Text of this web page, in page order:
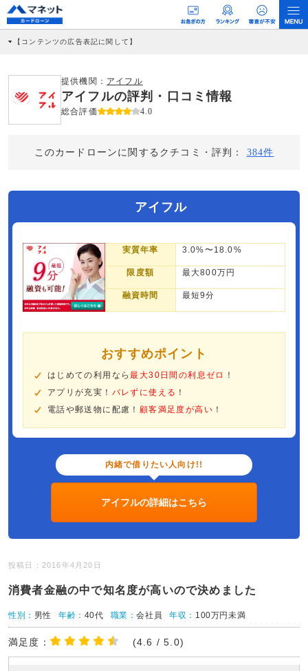
【コンテンツの広告表記に関して】
社に対して企業から紹介報酬が支払われるという収益モデルです。 ただし、特定の
商品を根拠なくPRするものではなく、当編集部の調査／ユーザーへの口コミ収集な
どに基づき、公平性を担保した情報提供を行っています。
>提携企業一覧
提供機関： アイフル
アイフルの評判・口コミ情報
総合評価 4.0
このカードローンに関するクチコミ・評判： 384件
アイフル
実質年率 3.0%〜18.0%
限度額 最大800万円
融資時間 最短9分
おすすめポイント
はじめての利用なら最大30日間の利息ゼロ
！
アプリが充実！ バレずに使える ！
電話や郵送物に配慮！ 顧客満足度が高い ！
内緒で借りたい人向け!!
アイフルの詳細はこちら
投稿日：2016年4月20日
消費者金融の中で知名度が高いので決めました
性別： 男性 年齢： 40代 職業：会社員 年収： 100万円未満
満足度： (4.6 / 5.0)